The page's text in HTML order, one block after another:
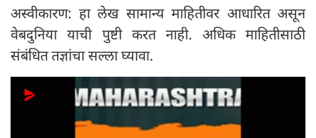
अस्वीकारण: हा लेख सामान्य माहितीवर आधारित असून
वेबदुनिया याची पुष्टी करत नाही. अधिक माहितीसाठी
संबंधित तज्ञांचा सल्ला घ्यावा.